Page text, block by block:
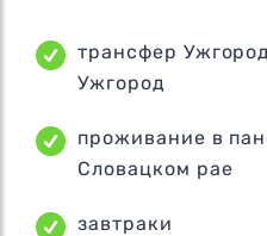
трансфер
Ужгород
проживание в
Словацком рае
завтраки